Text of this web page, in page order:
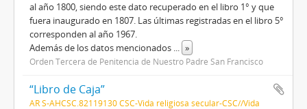
al año 1800, siendo este dato recuperado en el libro 1° y que
fuera inaugurado en 1807. Las últimas registradas en el libro 5°
corresponden al año 1967.
Además de los datos mencionados ... »
Orden Tercera de Penitencia de Nuestro Padre San Francisco
“Libro de Caja”
AR S-AHCSC.82119130 CSC-Vida religiosa secular-CSC//Vida